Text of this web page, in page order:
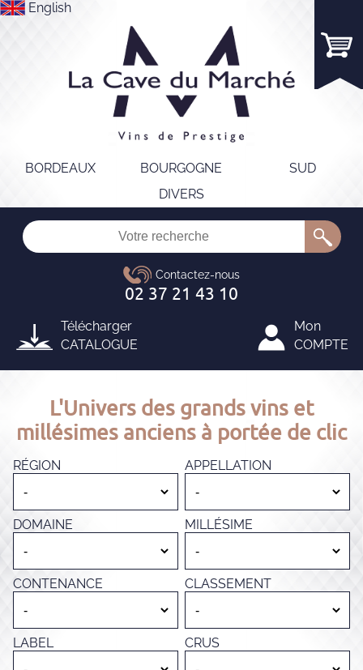
English
BORDEAUX BOURGOGNE
SUD
DIVERS
Télécharger
CATALOGUE
Mon
COMPTE
L'Univers des grands vins et
millésimes anciens à portée de clic
RÉGION APPELLATION
DOMAINE MILLÉSIME
CONTENANCE CLASSEMENT
LABEL CRUS